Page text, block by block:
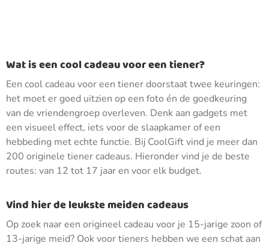
Wat is een cool cadeau voor een tiener?
Een cool cadeau voor een tiener doorstaat twee keuringen:
het moet er goed uitzien op een foto én de goedkeuring
van de vriendengroep overleven. Denk aan gadgets met
een visueel effect, iets voor de slaapkamer of een
hebbeding met echte functie. Bij CoolGift vind je meer dan
200 originele tiener cadeaus. Hieronder vind je de beste
routes: van 12 tot 17 jaar en voor elk budget.
Vind hier de leukste meiden cadeaus
Op zoek naar een origineel cadeau voor je 15-jarige zoon of
13-jarige meid? Ook voor tieners hebben we een schat aan